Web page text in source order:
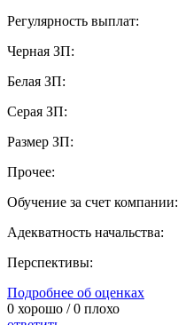
Регулярность выплат:
Черная ЗП:
Белая ЗП:
Серая ЗП:
Размер ЗП:
Прочее:
Обучение за счет компании:
Адекватность начальства:
Перспективы:
Подробнее об оценках
0 хорошо /0 плохо